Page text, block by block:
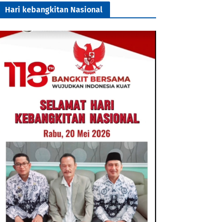
Hari kebangkitan Nasional